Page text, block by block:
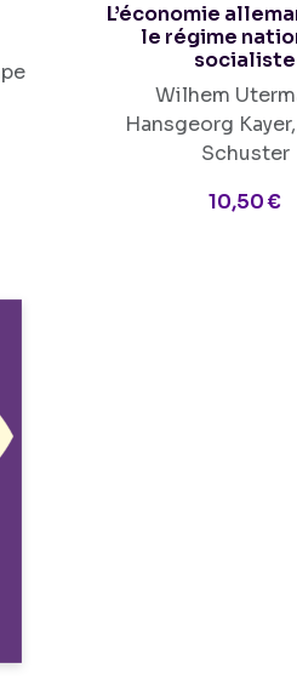
L’économie
le régime
socialiste
Wilhem
Hansgeorg
Schuster
10,50 €